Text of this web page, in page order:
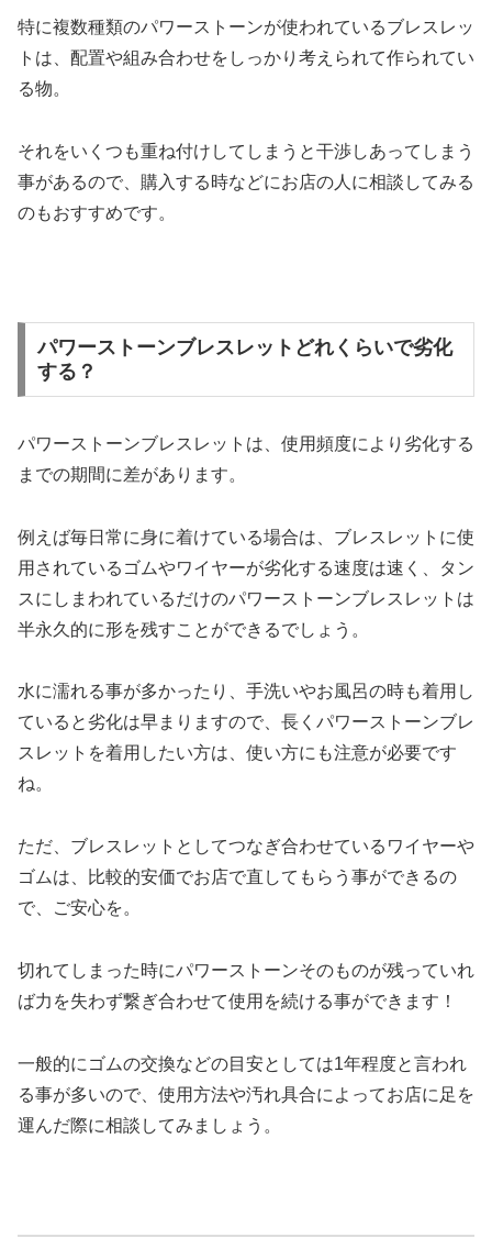
特に複数種類のパワーストーンが使われているブレスレッ
トは、配置や組み合わせをしっかり考えられて作られてい
る物。
それをいくつも重ね付けしてしまうと干渉しあってしまう
事があるので、購入する時などにお店の人に相談してみる
のもおすすめです。
パワーストーンブレスレットどれくらいで劣化
する？
パワーストーンブレスレットは、使用頻度により劣化する
までの期間に差があります。
例えば毎日常に身に着けている場合は、ブレスレットに使
用されているゴムやワイヤーが劣化する速度は速く、タン
スにしまわれているだけのパワーストーンブレスレットは
半永久的に形を残すことができるでしょう。
水に濡れる事が多かったり、手洗いやお風呂の時も着用し
ていると劣化は早まりますので、長くパワーストーンブレ
スレットを着用したい方は、使い方にも注意が必要です
ね。
ただ、ブレスレットとしてつなぎ合わせているワイヤーや
ゴムは、比較的安価でお店で直してもらう事ができるの
で、ご安心を。
切れてしまった時にパワーストーンそのものが残っていれ
ば力を失わず繋ぎ合わせて使用を続ける事ができます！
一般的にゴムの交換などの目安としては1年程度と言われ
る事が多いので、使用方法や汚れ具合によってお店に足を
運んだ際に相談してみましょう。